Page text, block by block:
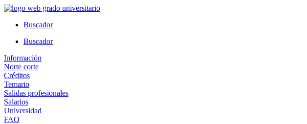
Ir
contenidoBuscador
Buscador
Información
Norte corte
Créditos
Temario
Salidas profesionales
Salarios
Universidad
FAQ